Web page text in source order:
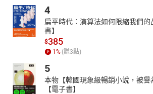
4
扁平時代：演算法如何限縮我們
書】
$385
1 % (賺3點)
5
本物【韓國現象級暢銷小說，被譽
【電子書】